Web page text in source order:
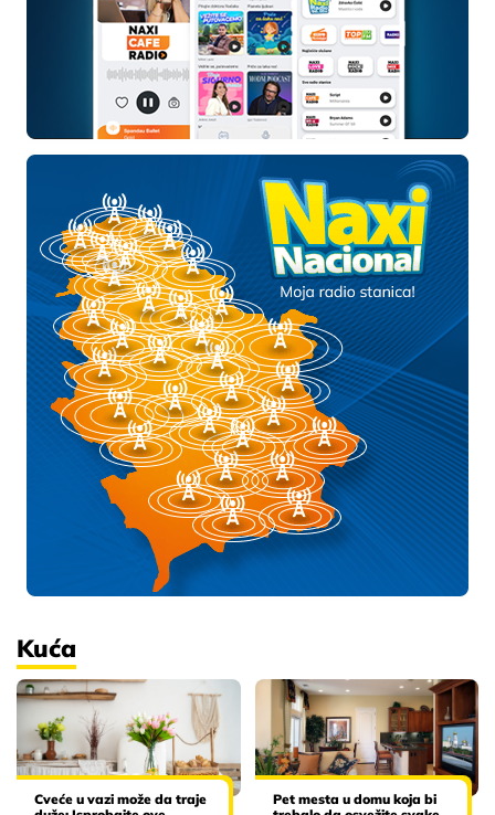
Kuća
Cveće u vazi može da traje
Pet mesta u domu koja bi